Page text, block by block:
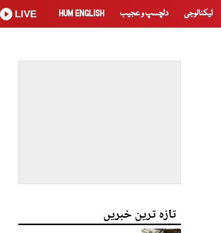
ٹیکنالوجی دلچسپ و عجیب HUM ENGLISH
LIVE
تازہ ترین خبریں